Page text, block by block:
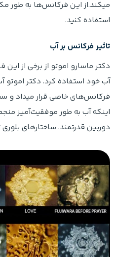
میکند.از این فرکانس‌ها به طور
استفاده کنید.
تاثیر فرکانس بر آب
دکتر ماسارو اموتو از برخی از
آب خود استفاده کرد. دکتر
فرکانس‌های خاصی قرار میداد و
اینکه آب به طور موفقیت‌آمیز
دوربین قدرتمند، ساختارهای